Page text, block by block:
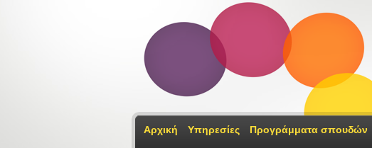
Αρχική Υπηρεσίες Προγράμματα σπουδών